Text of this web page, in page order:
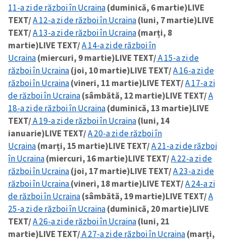
11-a zi de război în Ucraina(duminică, 6 martie)LIVE
TEXT/A 12-a zi de război în Ucraina(luni, 7 martie)LIVE
TEXT/A 13-a zi de război în Ucraina(marți, 8
martie)LIVE TEXT/A 14-a zi de război în
Ucraina(miercuri, 9 martie)LIVE TEXT/A 15-a zi de
război în Ucraina(joi, 10 martie)LIVE TEXT/A 16-a zi de
război în Ucraina(vineri, 11 martie)LIVE TEXT/A 17-a zi
de război în Ucraina(sâmbătă, 12 martie)LIVE TEXT/A
18-a zi de război în Ucraina(duminică, 13 martie)LIVE
TEXT/A 19-a zi de război în Ucraina(luni, 14
ianuarie)LIVE TEXT/A 20-a zi de război în
Ucraina(marți, 15 martie)LIVE TEXT/A 21-a zi de război
în Ucraina(miercuri, 16 martie)LIVE TEXT/A 22-a zi de
război în Ucraina(joi, 17 martie)LIVE TEXT/A 23-a zi de
război în Ucraina(vineri, 18 martie)LIVE TEXT/A 24-a zi
de război în Ucraina(sâmbătă, 19 martie)LIVE TEXT/A
25-a zi de război în Ucraina(duminică, 20 martie)LIVE
TEXT/A 26-a zi de război în Ucraina(luni, 21
martie)LIVE TEXT/A 27-a zi de război în Ucraina(marți,